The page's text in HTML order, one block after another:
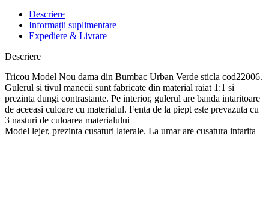
Descriere
Informații suplimentare
Expediere & Livrare
Descriere
Tricou Model Nou dama din Bumbac Urban Verde sticla cod22006.
Gulerul si tivul manecii sunt fabricate din material raiat 1:1 si
prezinta dungi contrastante. Pe interior, gulerul are banda intaritoare
de aceeasi culoare cu materialul. Fenta de la piept este prevazuta cu
3 nasturi de culoarea materialului
Model lejer, prezinta cusaturi laterale. La umar are cusatura intarita